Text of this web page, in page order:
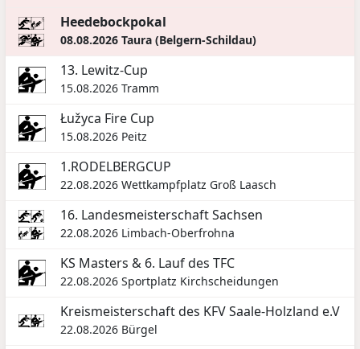
Heedebockpokal
08.08.2026 Taura (Belgern-Schildau)
13. Lewitz-Cup
15.08.2026 Tramm
Łužyca Fire Cup
15.08.2026 Peitz
1.RODELBERGCUP
22.08.2026 Wettkampfplatz Groß Laasch
16. Landesmeisterschaft Sachsen
22.08.2026 Limbach-Oberfrohna
KS Masters & 6. Lauf des TFC
22.08.2026 Sportplatz Kirchscheidungen
Kreismeisterschaft des KFV Saale-Holzland e.V
22.08.2026 Bürgel